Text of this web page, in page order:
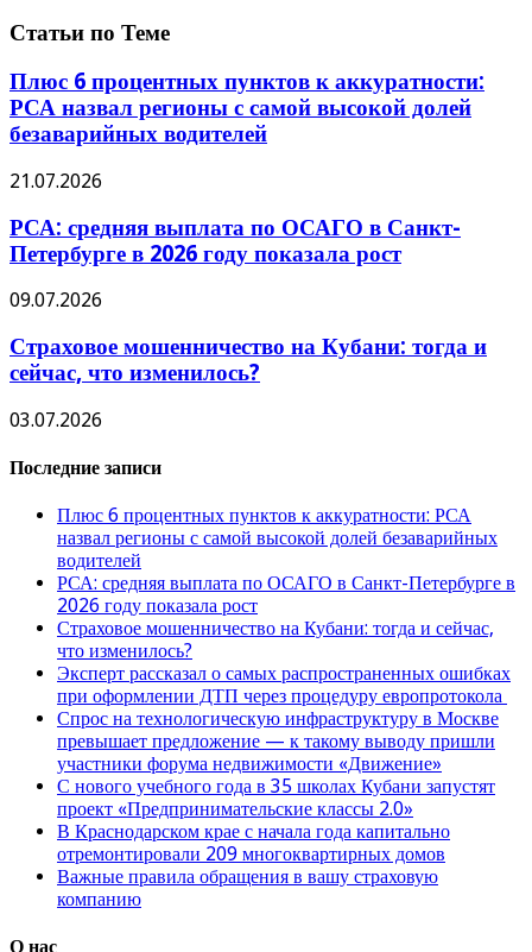
Статьи по Теме
Плюс 6 процентных пунктов к аккуратности:
РСА назвал регионы с самой высокой долей
безаварийных водителей
21.07.2026
РСА: средняя выплата по ОСАГО в Санкт-
Петербурге в 2026 году показала рост
09.07.2026
Страховое мошенничество на Кубани: тогда и
сейчас, что изменилось?
03.07.2026
Последние записи
Плюс 6 процентных пунктов к аккуратности: РСА
назвал регионы с самой высокой долей безаварийных
водителей
РСА: средняя выплата по ОСАГО в Санкт-Петербурге в
2026 году показала рост
Страховое мошенничество на Кубани: тогда и сейчас,
что изменилось?
Эксперт рассказал о самых распространенных ошибках
при оформлении ДТП через процедуру европротокола
Спрос на технологическую инфраструктуру в Москве
превышает предложение — к такому выводу пришли
участники форума недвижимости «Движение»
С нового учебного года в 35 школах Кубани запустят
проект «Предпринимательские классы 2.0»
В Краснодарском крае с начала года капитально
отремонтировали 209 многоквартирных домов
Важные правила обращения в вашу страховую
компанию
О нас